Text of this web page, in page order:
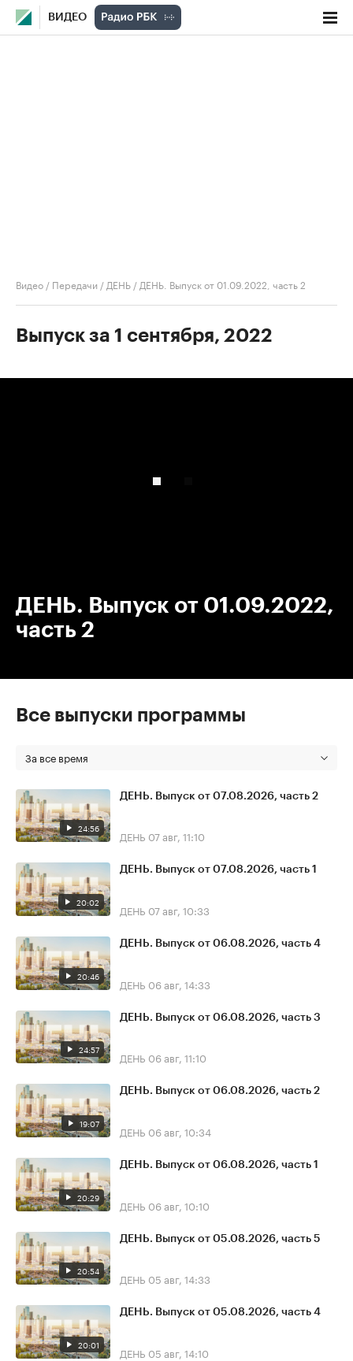
ВИДЕО
Видео / Передачи / ДЕНЬ / ДЕНЬ. Выпуск от 01.09.2022, часть 2
Выпуск за 1 сентября, 2022
ДЕНЬ. Выпуск от 01.09.2022,
часть 2
Все выпуски программы
За все время
24:56
ДЕНЬ. Выпуск от 07.08.2026, часть 2
ДЕНЬ 07 авг, 11:10
20:02
ДЕНЬ. Выпуск от 07.08.2026, часть 1
ДЕНЬ 07 авг, 10:33
20:46
ДЕНЬ. Выпуск от 06.08.2026, часть 4
ДЕНЬ 06 авг, 14:33
24:57
ДЕНЬ. Выпуск от 06.08.2026, часть 3
ДЕНЬ 06 авг, 11:10
19:07
ДЕНЬ. Выпуск от 06.08.2026, часть 2
ДЕНЬ 06 авг, 10:34
20:29
ДЕНЬ. Выпуск от 06.08.2026, часть 1
ДЕНЬ 06 авг, 10:10
20:54
ДЕНЬ. Выпуск от 05.08.2026, часть 5
ДЕНЬ 05 авг, 14:33
20:01
ДЕНЬ. Выпуск от 05.08.2026, часть 4
ДЕНЬ 05 авг, 14:10